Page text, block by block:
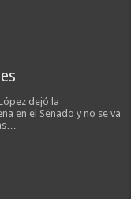
dejó la
en el Senado y no se va